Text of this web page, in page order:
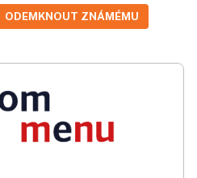
ODEMKNOUT ZNÁMÉMU